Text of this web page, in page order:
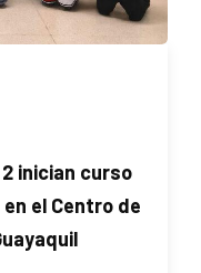
inician curso
el Centro de